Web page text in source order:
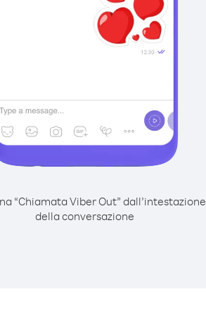
“Chiamata Viber Out” dall’intestazione
della conversazione